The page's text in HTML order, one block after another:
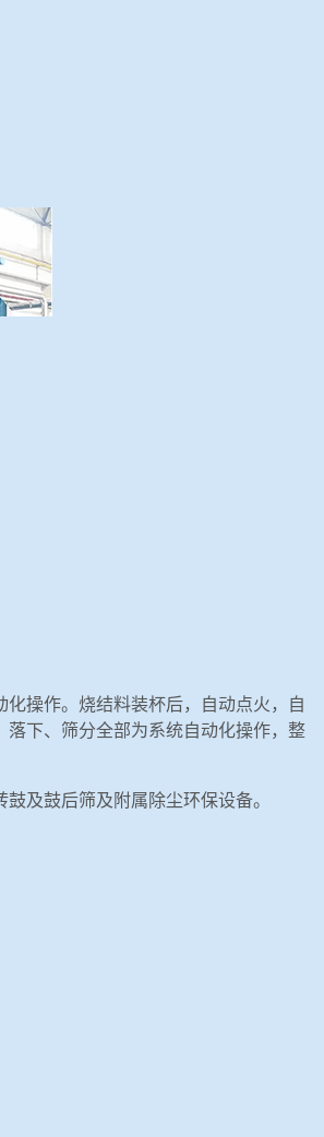
操作。烧结料装杯后，自动点火，自
下、筛分全部为系统自动化操作，整
及鼓后筛及附属除尘环保设备。